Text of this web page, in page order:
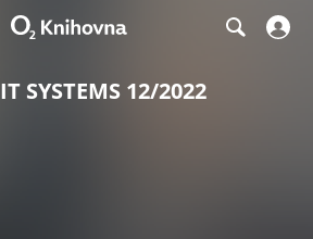
IT SYSTEMS 12/2022